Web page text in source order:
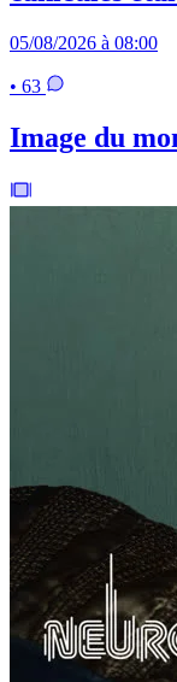
05/08/2026 à 08:00
• 63
Image du